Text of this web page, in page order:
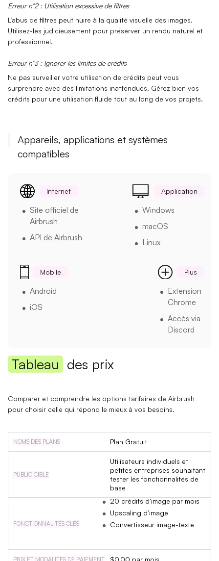
Erreur n°2 : Utilisation excessive de filtres
L’abus de filtres peut nuire à la qualité visuelle des images.
Utilisez-les judicieusement pour préserver un rendu naturel et
professionnel.
Erreur n°3 : Ignorer les limites de crédits
Ne pas surveiller votre utilisation de crédits peut vous
surprendre avec des limitations inattendues. Gérez bien vos
crédits pour une utilisation fluide tout au long de vos projets.
Appareils, applications et systèmes
compatibles
Internet
Site officiel de
Airbrush
API de Airbrush
Application
Windows
macOS
Linux
Mobile
Android
iOS
Plus
Extension
Chrome
Accès via
Discord
Tableau des prix
Comparer et comprendre les options tarifaires de Airbrush
pour choisir celle qui répond le mieux à vos besoins.
Plan Gratuit
Utilisateurs individuels et
petites entreprises souhaitant
tester les fonctionnalités de
base
20 crédits d’image par mois
Upscaling d’image
Convertisseur image-texte
$0.00 par mois